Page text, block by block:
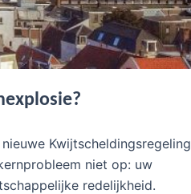
Kwijtscheldingsregeling
niet op: uw
redelijkheid.